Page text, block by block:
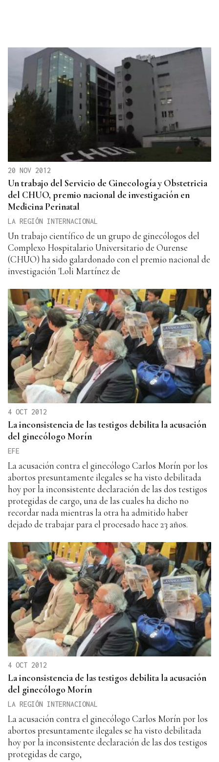
20 NOV 2012
Un trabajo del Servicio de Ginecología y Obstetricia
del CHUO, premio nacional de investigación en
Medicina Perinatal
LA REGIÓN INTERNACIONAL
Un trabajo científico de un grupo de ginecólogos del
Complexo Hospitalario Universitario de Ourense
(CHUO) ha sido galardonado con el premio nacional de
investigación 'Loli Martínez de
4 OCT 2012
La inconsistencia de las testigos debilita la acusación
del ginecólogo Morín
EFE
La acusación contra el ginecólogo Carlos Morín por los
abortos presuntamente ilegales se ha visto debilitada
hoy por la inconsistente declaración de las dos testigos
protegidas de cargo, una de las cuales ha dicho no
recordar nada mientras la otra ha admitido haber
dejado de trabajar para el procesado hace 23 años.
4 OCT 2012
La inconsistencia de las testigos debilita la acusación
del ginecólogo Morín
LA REGIÓN INTERNACIONAL
La acusación contra el ginecólogo Carlos Morín por los
abortos presuntamente ilegales se ha visto debilitada
hoy por la inconsistente declaración de las dos testigos
protegidas de cargo,